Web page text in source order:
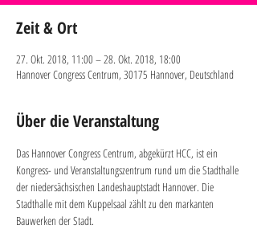
Zeit & Ort
27. Okt. 2018, 11:00 – 28. Okt. 2018, 18:00
Hannover Congress Centrum, 30175 Hannover, Deutschland
Über die Veranstaltung
Das Hannover Congress Centrum, abgekürzt HCC, ist ein
Kongress- und Veranstaltungszentrum rund um die Stadthalle
der niedersächsischen Landeshauptstadt Hannover. Die
Stadthalle mit dem Kuppelsaal zählt zu den markanten
Bauwerken der Stadt.